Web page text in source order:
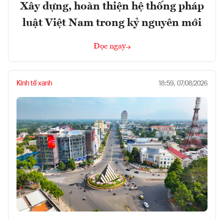
Xây dựng, hoàn thiện hệ thống pháp
luật Việt Nam trong kỷ nguyên mới
Đọc ngay
Kinh tế xanh 18:59, 07/08/2026